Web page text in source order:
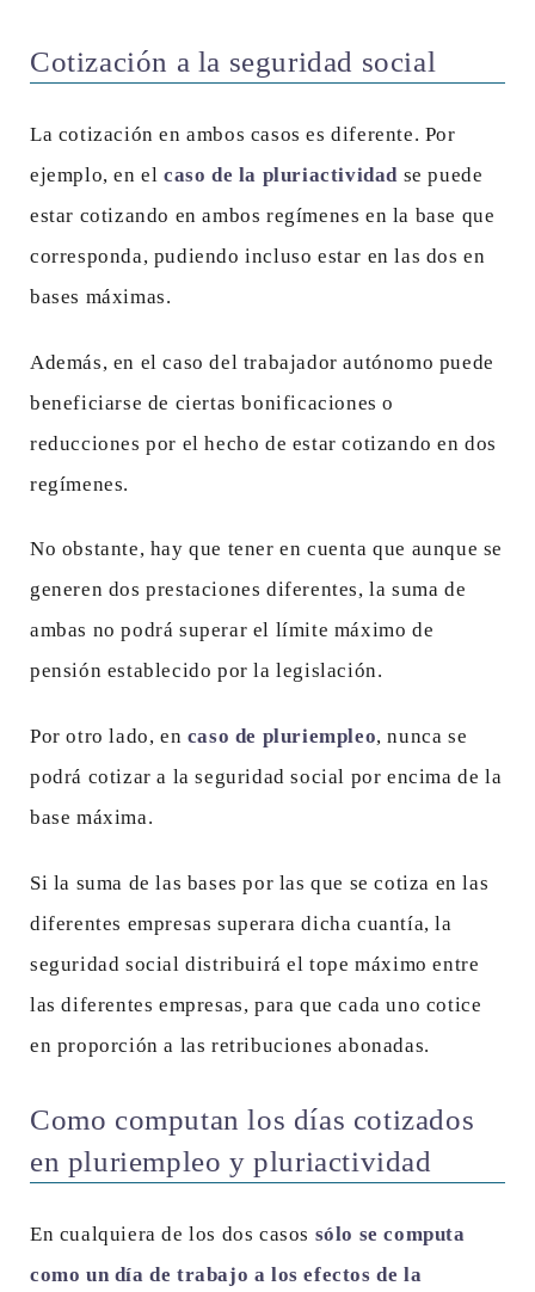
Cotización a la seguridad social
La cotización en ambos casos es diferente. Por
ejemplo, en el caso de la pluriactividad se puede
estar cotizando en ambos regímenes en la base que
corresponda, pudiendo incluso estar en las dos en
bases máximas.
Además, en el caso del trabajador autónomo puede
beneficiarse de ciertas bonificaciones o
reducciones por el hecho de estar cotizando en dos
regímenes.
No obstante, hay que tener en cuenta que aunque se
generen dos prestaciones diferentes, la suma de
ambas no podrá superar el límite máximo de
pensión establecido por la legislación.
Por otro lado, en caso de pluriempleo, nunca se
podrá cotizar a la seguridad social por encima de la
base máxima.
Si la suma de las bases por las que se cotiza en las
diferentes empresas superara dicha cuantía, la
seguridad social distribuirá el tope máximo entre
las diferentes empresas, para que cada uno cotice
en proporción a las retribuciones abonadas.
Como computan los días cotizados
en pluriempleo y pluriactividad
En cualquiera de los dos casos sólo se computa
como un día de trabajo a los efectos de la